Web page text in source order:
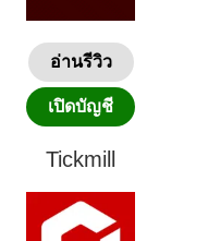
อ่านรีวิว
เปิดบัญชี
Tickmill